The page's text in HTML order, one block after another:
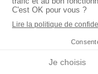
Appeler